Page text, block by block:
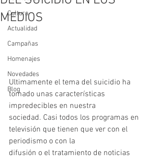
Cultura
Actualidad
Campañas
Homenajes
Novedades
Blog
MEDIOS
Ultimamente el tema del suicidio ha
tomado unas características
impredecibles en nuestra
sociedad. Casi todos los programas en
televisión que tienen que ver con el
periodismo o con la
difusión o el tratamiento de noticias